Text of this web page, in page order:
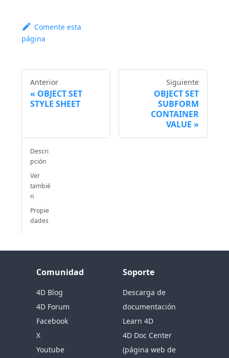
Comente esta
página
Anterior
OBJECT SET
STYLE SHEET
Siguiente
OBJECT SET
SUBFORM
CONTAINER
VALUE
Descri
pción
Ver
tambié
n
Propie
dades
Comunidad
4D Blog
4D Forum
Facebook
X
Youtube
Soporte
Descarga de
documentación
Learn 4D
4D Doc Center
(página web de